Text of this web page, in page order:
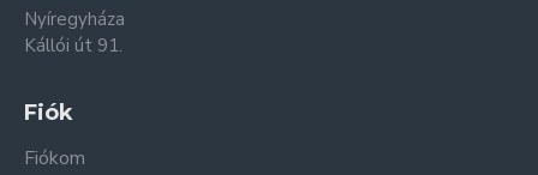
Nyíregyháza
Kállói út 91.
Fiók
Fiókom